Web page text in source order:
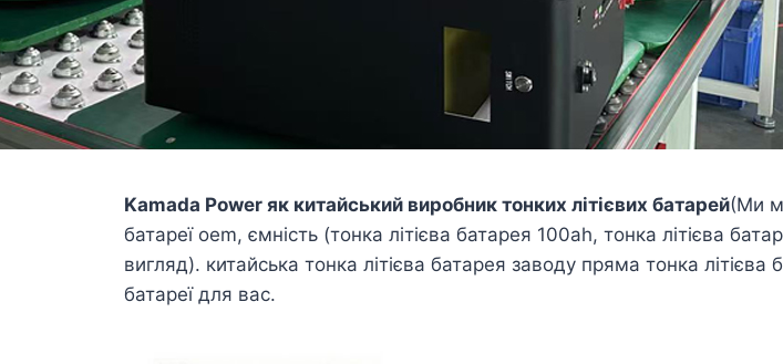
Kamada Power як китайський виробник тонких літієвих батарей(Ми
батареї oem, ємність (тонка літієва батарея 100ah, тонка літієва
вигляд). китайська тонка літієва батарея заводу пряма тонка
батареї для вас.